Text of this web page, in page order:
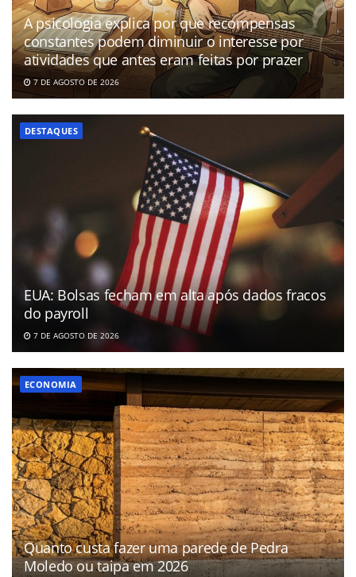
A psicologia explica por que recompensas
constantes podem diminuir o interesse por
atividades que antes eram feitas por prazer
7 DE AGOSTO DE 2026
DESTAQUES
EUA: Bolsas fecham em alta após dados fracos
do payroll
7 DE AGOSTO DE 2026
ECONOMIA
Quanto custa fazer uma parede de Pedra
Moledo ou taipa em 2026